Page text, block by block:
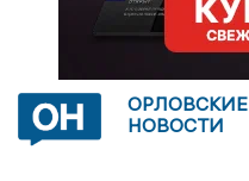
ОРЛОВСКИЕ
НОВОСТИ